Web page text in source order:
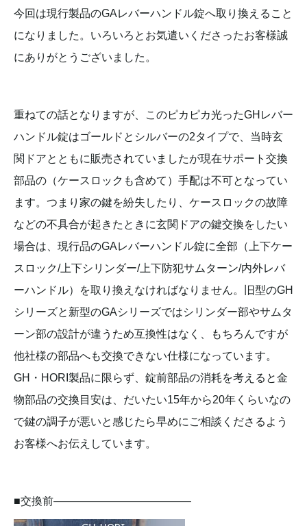
今回は現行製品のGAレバーハンドル錠へ取り換えること
になりました。いろいろとお気遣いくださったお客様誠
にありがとうございました。
重ねての話となりますが、このピカピカ光ったGHレバー
ハンドル錠はゴールドとシルバーの2タイプで、当時玄
関ドアとともに販売されていましたが現在サポート交換
部品の（ケースロックも含めて）手配は不可となってい
ます。つまり家の鍵を紛失したり、ケースロックの故障
などの不具合が起きたときに玄関ドアの鍵交換をしたい
場合は、現行品のGAレバーハンドル錠に全部（上下ケー
スロック/上下シリンダー/上下防犯サムターン/内外レバ
ーハンドル）を取り換えなければなりません。旧型のGH
シリーズと新型のGAシリーズではシリンダー部やサムタ
ーン部の設計が違うため互換性はなく、もちろんですが
他社様の部品へも交換できない仕様になっています。
GH・HORI製品に限らず、錠前部品の消耗を考えると金
物部品の交換目安は、だいたい15年から20年くらいなの
で鍵の調子が悪いと感じたら早めにご相談くださるよう
お客様へお伝えしています。
■交換前————————————–